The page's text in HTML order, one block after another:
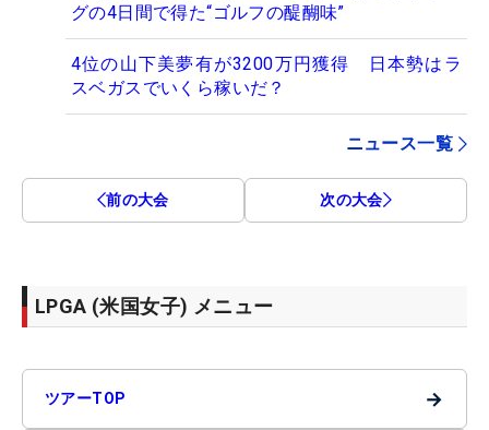
グの4日間で得た“ゴルフの醍醐味”
4位の山下美夢有が3200万円獲得 日本勢はラ
スベガスでいくら稼いだ？
ニュース一覧
前の大会 次の大会
LPGA (米国女子) メニュー
ツアーTOP →